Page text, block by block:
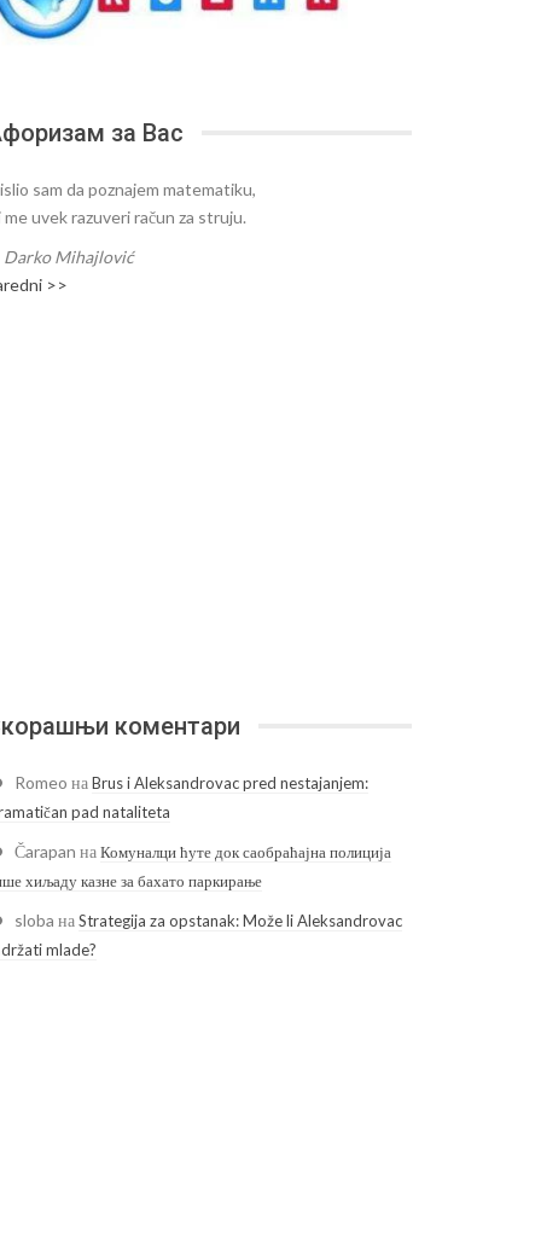
за Вас
sam da poznajem matematiku,
me uvek razuveri račun za struju.
Darko Mihajlović
>>
коментари
Romeo наBrus i Aleksandrovac pred nestajanjem:
pad nataliteta
Čarapan наКомуналци ћуте док саобраћајна полиција
хиљаду казне за бахато паркирање
sloba наStrategija za opstanak: Može li Aleksandrovac
mlade?